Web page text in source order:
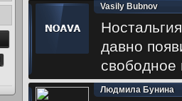
Vasily Bubnov
давно
свободное
Людмила Бунина